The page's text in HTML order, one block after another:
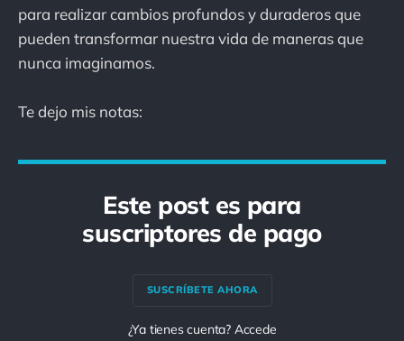
para realizar cambios profundos y duraderos que
pueden transformar nuestra vida de maneras que
nunca imaginamos.
Te dejo mis notas:
Este post es para
suscriptores de pago
SUSCRÍBETE AHORA
¿Ya tienes cuenta? Accede